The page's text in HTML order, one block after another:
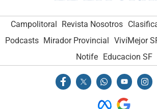
Campolitoral Revista Nosotros
Podcasts Mirador Provincial VivíMejor
Notife Educacion SF